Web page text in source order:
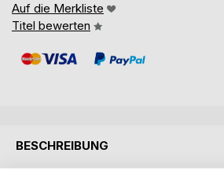
Auf die Merkliste
Titel bewerten
BESCHREIBUNG